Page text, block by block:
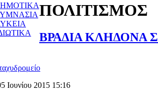
ΠΟΛΙΤΙΣΜΟΣ
ΒΡΑΔΙΑ ΚΛΗΔΟΝΑ
Ιουνίου 2015 15:16